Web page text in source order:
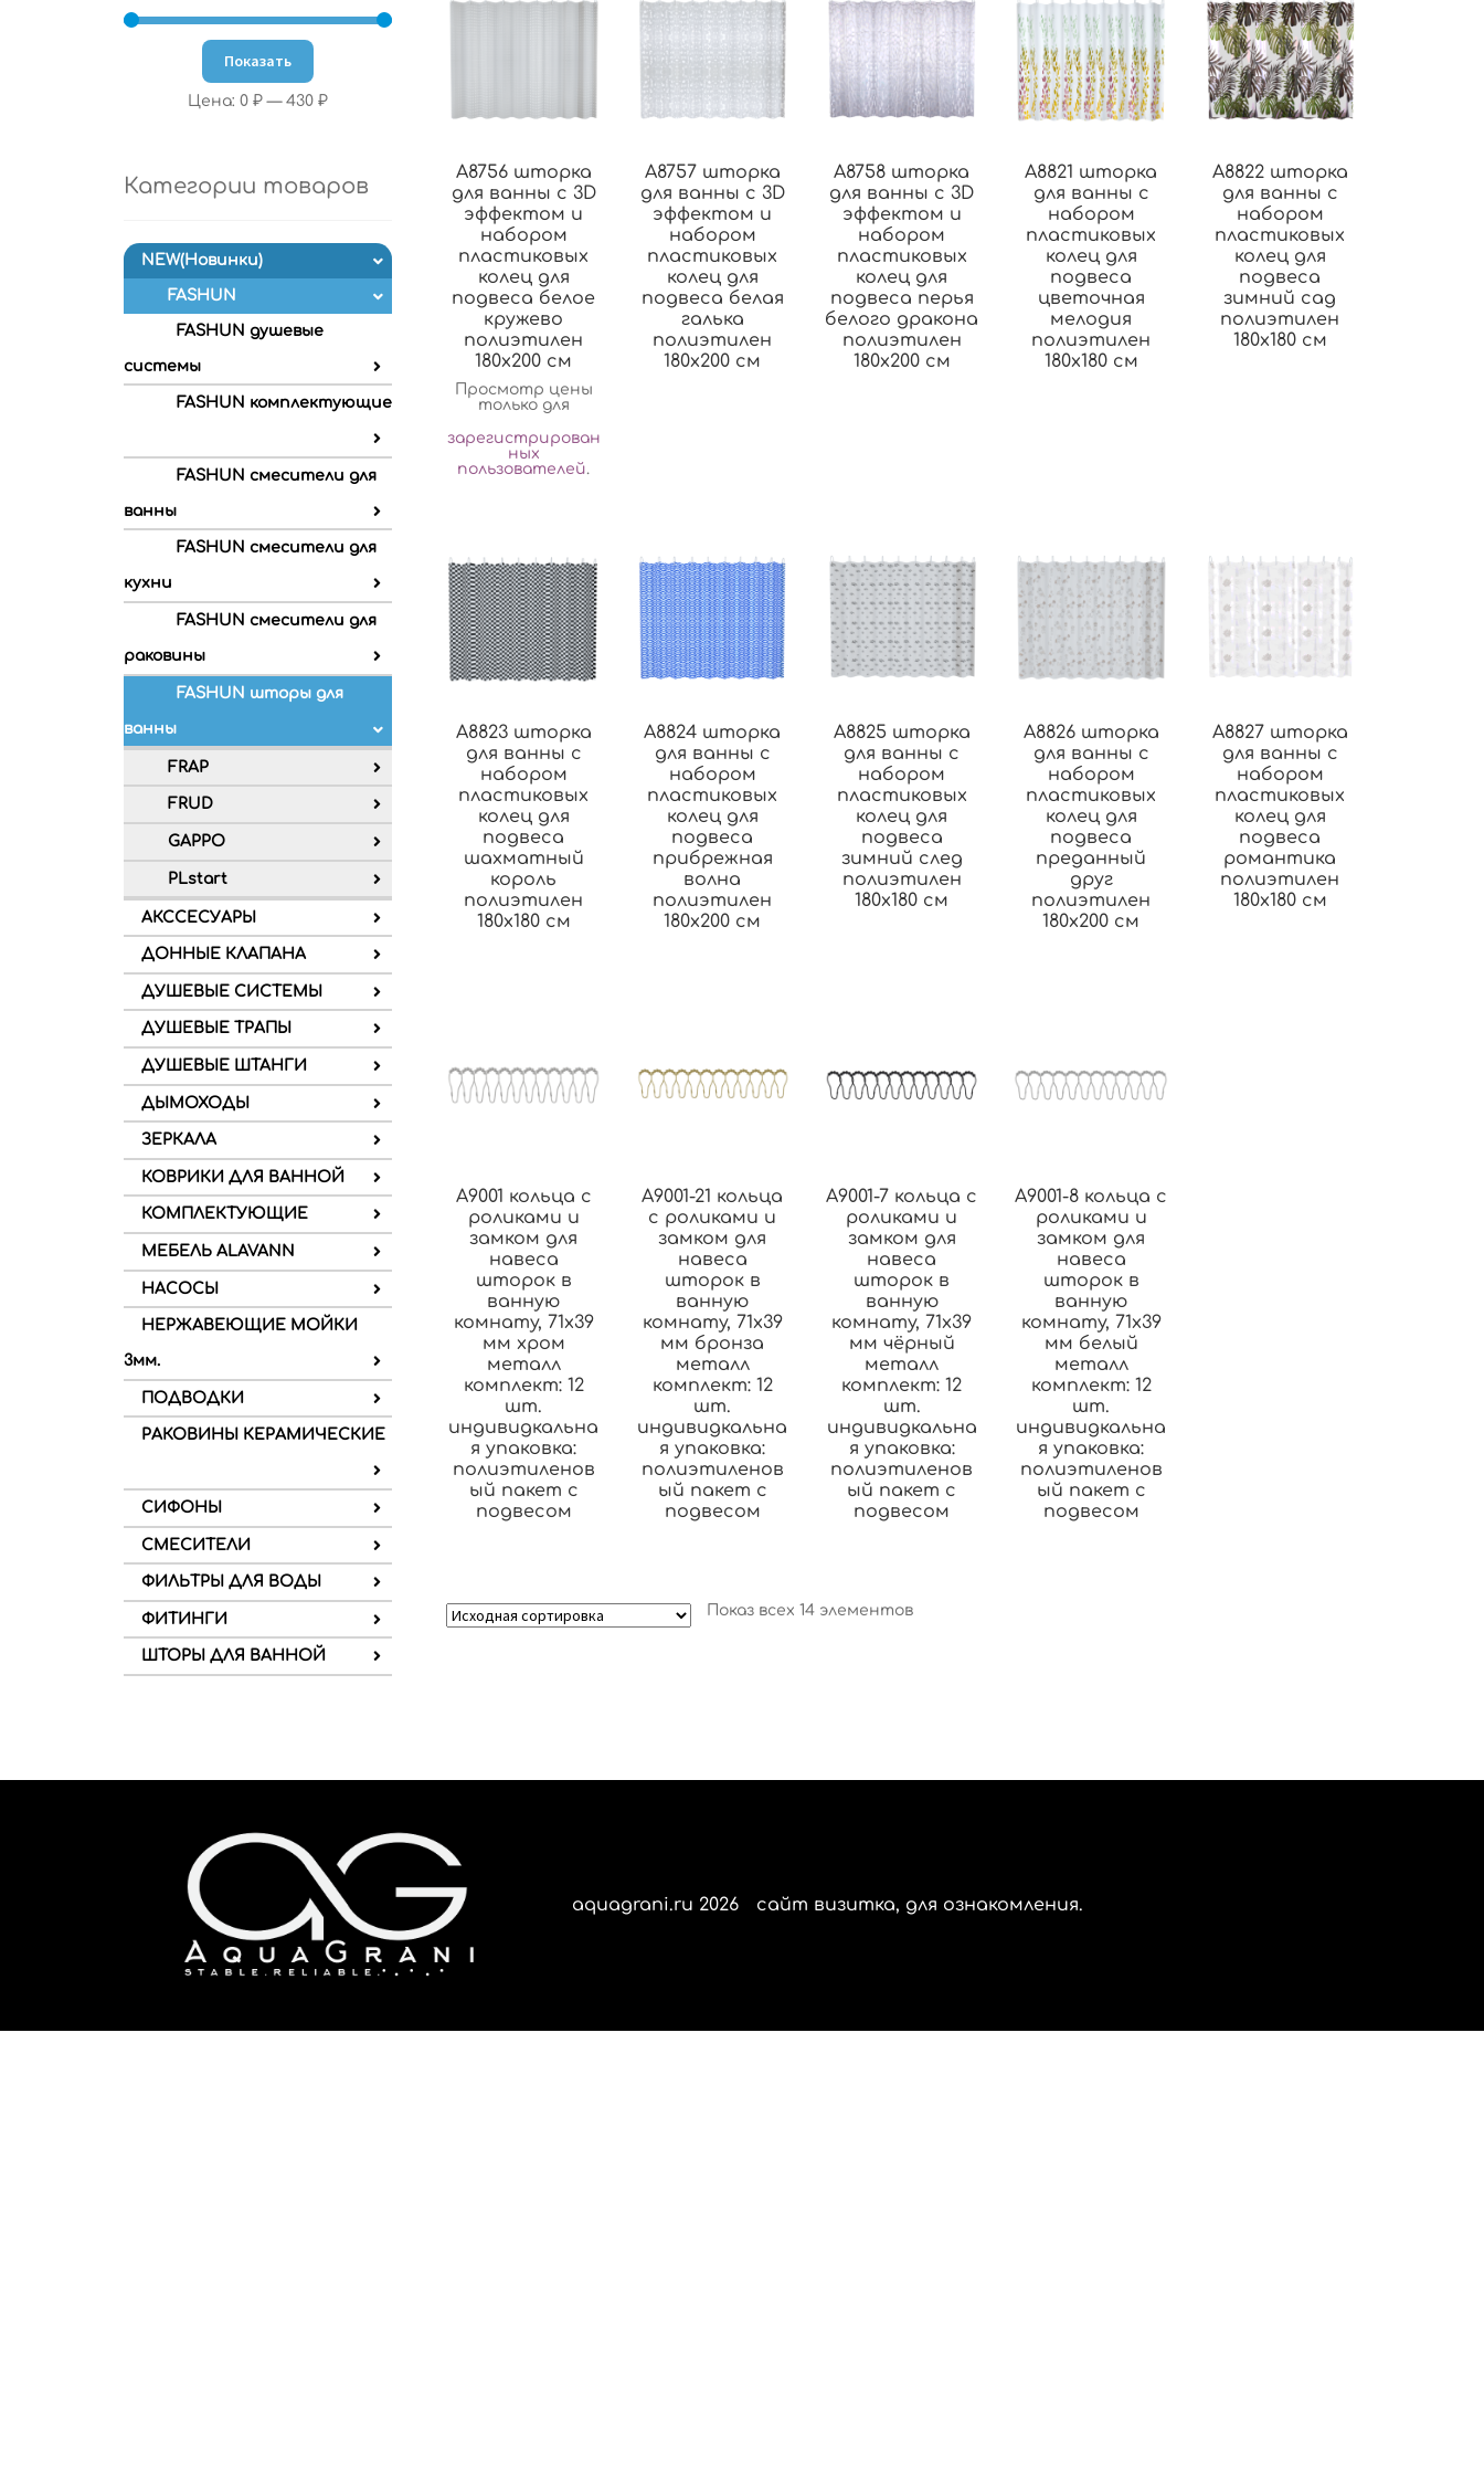
Показать
Цена:0 ₽ —430 ₽
Категории товаров
NEW(Новинки)
FASHUN
FASHUN душевые
системы
FASHUN комплектующие
FASHUN смесители для
ванны
FASHUN смесители для
кухни
FASHUN смесители для
раковины
FASHUN шторы для
ванны
FRAP
FRUD
GAPPO
PLstart
АКССЕСУАРЫ
ДОННЫЕ КЛАПАНА
ДУШЕВЫЕ СИСТЕМЫ
ДУШЕВЫЕ ТРАПЫ
ДУШЕВЫЕ ШТАНГИ
ДЫМОХОДЫ
ЗЕРКАЛА
КОВРИКИ ДЛЯ ВАННОЙ
КОМПЛЕКТУЮЩИЕ
МЕБЕЛЬ ALAVANN
НАСОСЫ
НЕРЖАВЕЮЩИЕ МОЙКИ
3мм.
ПОДВОДКИ
РАКОВИНЫ КЕРАМИЧЕСКИЕ
СИФОНЫ
СМЕСИТЕЛИ
ФИЛЬТРЫ ДЛЯ ВОДЫ
ФИТИНГИ
ШТОРЫ ДЛЯ ВАННОЙ
A8756 шторка
для ванны с 3D
эффектом и
набором
пластиковых
колец для
подвеса белое
кружево
полиэтилен
180х200 см
Просмотр цены
только для
зарегистрирован
ных
пользователей.
A8757 шторка
для ванны с 3D
эффектом и
набором
пластиковых
колец для
подвеса белая
галька
полиэтилен
180х200 см
A8758 шторка
для ванны с 3D
эффектом и
набором
пластиковых
колец для
подвеса перья
белого дракона
полиэтилен
180х200 см
A8821 шторка
для ванны с
набором
пластиковых
колец для
подвеса
цветочная
мелодия
полиэтилен
180х180 см
A8822 шторка
для ванны с
набором
пластиковых
колец для
подвеса
зимний сад
полиэтилен
180х180 см
A8823 шторка
для ванны с
набором
пластиковых
колец для
подвеса
шахматный
король
полиэтилен
180х180 см
A8824 шторка
для ванны с
набором
пластиковых
колец для
подвеса
прибрежная
волна
полиэтилен
180х200 см
A8825 шторка
для ванны с
набором
пластиковых
колец для
подвеса
зимний след
полиэтилен
180х180 см
A8826 шторка
для ванны с
набором
пластиковых
колец для
подвеса
преданный
друг
полиэтилен
180х200 см
A8827 шторка
для ванны с
набором
пластиковых
колец для
подвеса
романтика
полиэтилен
180х180 см
A9001 кольца с
роликами и
замком для
навеса
шторок в
ванную
комнату, 71х39
мм хром
металл
комплект: 12
шт.
индивидкальна
я упаковка:
полиэтиленов
ый пакет с
подвесом
A9001-21 кольца
с роликами и
замком для
навеса
шторок в
ванную
комнату, 71х39
мм бронза
металл
комплект: 12
шт.
индивидкальна
я упаковка:
полиэтиленов
ый пакет с
подвесом
A9001-7 кольца с
роликами и
замком для
навеса
шторок в
ванную
комнату, 71х39
мм чёрный
металл
комплект: 12
шт.
индивидкальна
я упаковка:
полиэтиленов
ый пакет с
подвесом
A9001-8 кольца с
роликами и
замком для
навеса
шторок в
ванную
комнату, 71х39
мм белый
металл
комплект: 12
шт.
индивидкальна
я упаковка:
полиэтиленов
ый пакет с
подвесом
Показ всех 14 элементов
aquagrani.ru 2026 сайт визитка, для ознакомления.